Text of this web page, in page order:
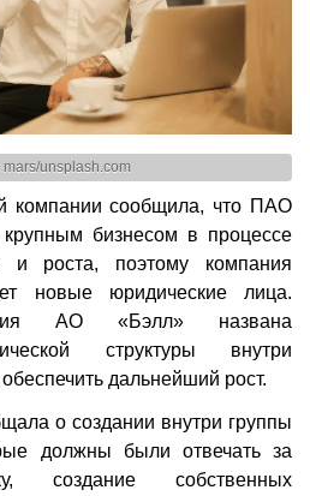
unsplash.com
компании сообщила, что ПАО
бизнесом в процессе
и роста, поэтому компания
новые юридические лица.
АО «Бэлл» названа
структуры внутри
дальнейший рост.
о создании внутри группы
должны были отвечать за
создание собственных